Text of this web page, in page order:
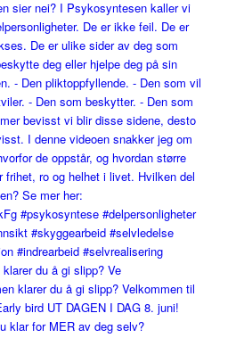
du å gi slipp? Ve
klar for MER av deg selv?